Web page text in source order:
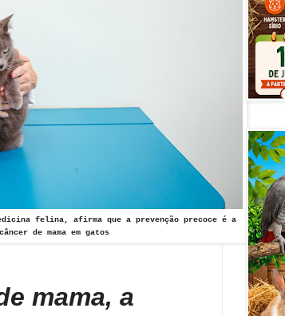
felina, afirma que a prevenção precoce é a
de mama em gatos
mama, a